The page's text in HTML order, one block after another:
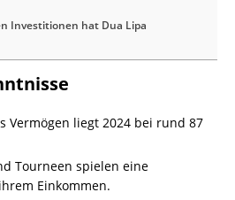
Investitionen hat Dua Lipa
Vermögen liegt 2024 bei rund 87
Tourneen spielen eine
Einkommen.